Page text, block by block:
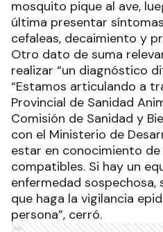
mosquito pique al ave,
última presentar
cefaleas, decaimiento y
Otro dato de suma
realizar “un diagnóstico
“Estamos articulando a
Provincial de Sanidad
Comisión de Sanidad y
con el Ministerio de
estar en conocimiento
compatibles. Si hay un
enfermedad sospechosa,
que haga la vigilancia
persona”, cerró.
Ads